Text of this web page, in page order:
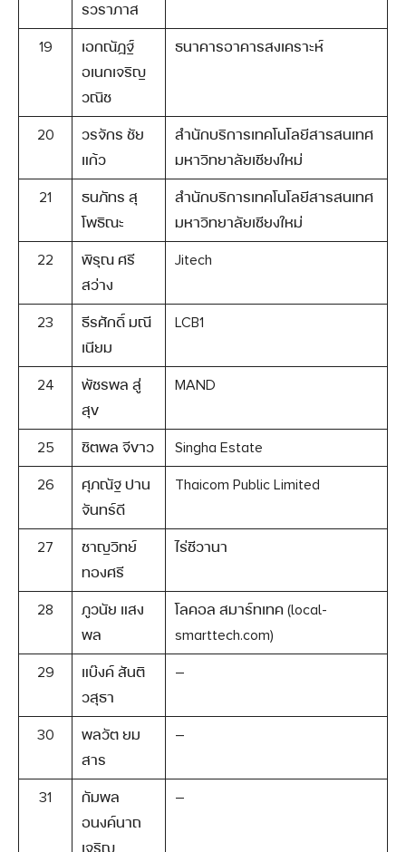
รวราภาส
19
เอกณัฏฐ์
อเนกเจริญ
วณิช
ธนาคารอาคารสงเคราะห์
20
วรจักร ชัย
แก้ว
สำนักบริการเทคโนโลยีสารสนเทศ
มหาวิทยาลัยเชียงใหม่
21
ธนภัทร สุ
โพธิณะ
สำนักบริการเทคโนโลยีสารสนเทศ
มหาวิทยาลัยเชียงใหม่
22
พิรุณ ศรี
สว่าง
Jitech
23
ธีรศักดิ์ มณี
เนียม
LCB1
24
พัชรพล สู่
สุข
MAND
25 ชิตพล จีขาว Singha Estate
26
ศุภณัฐ ปาน
จันทร์ดี
Thaicom Public Limited
27
ชาญวิทย์
ทองศรี
ไร่ชีวานา
28
ภูวนัย แสง
พล
โลคอล สมาร์ทเทค (local-
smarttech.com)
29
แบ๊งค์ สันติ
วสุธา
–
30
พลวัต ยม
สาร
–
31
กัมพล
อนงค์นาถ
เจริญ
–